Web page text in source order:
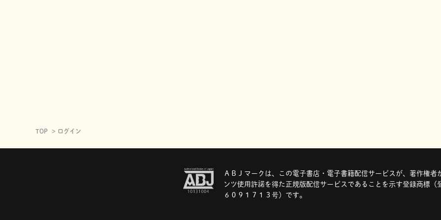
TOP ログイン
ＡＢＪマークは、この電子書店・電子書籍配信サービスが、著作権者
ンツ使用許諾を得た正規版配信サービスであることを示す登録商標（
６０９１７１３号）です。